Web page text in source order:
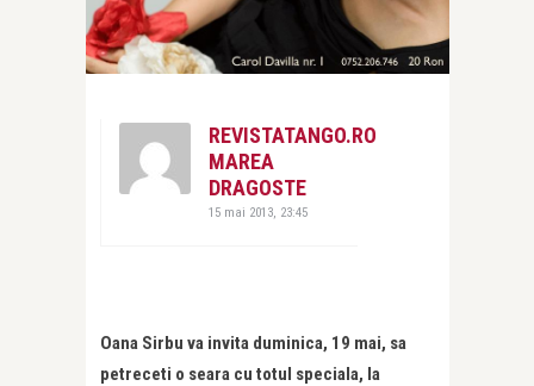
REVISTATANGO.RO
MAREA
DRAGOSTE
15 mai 2013, 23:45
Oana Sirbu va invita duminica, 19 mai, sa
petreceti o seara cu totul speciala, la